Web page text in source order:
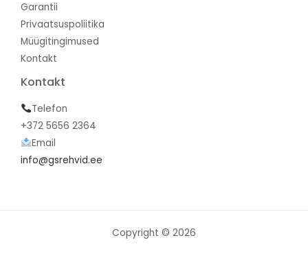
Garantii
Privaatsuspoliitika
Müügitingimused
Kontakt
Kontakt
Telefon
+372 5656 2364
Email
info@gsrehvid.ee
Copyright © 2026